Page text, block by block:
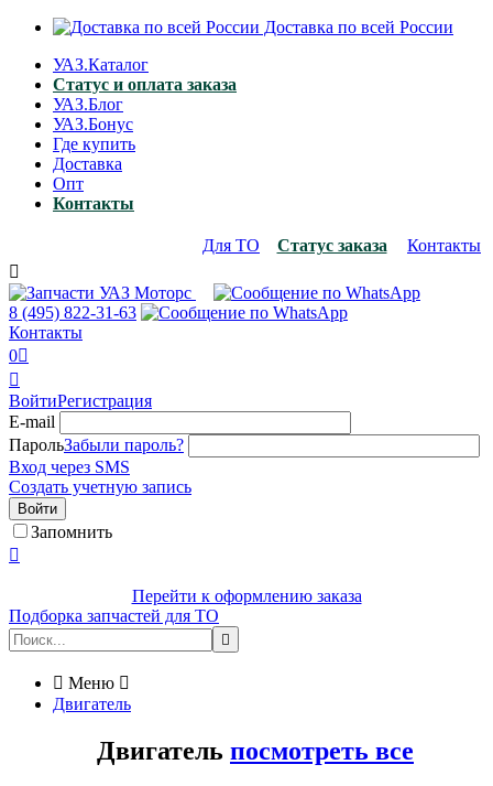
Доставка по всей России
УАЗ.Каталог
Статус и оплата заказа
УАЗ.Блог
УАЗ.Бонус
Где купить
Доставка
Опт
Контакты
Для ТО Статус заказа
Контакты

8 (495) 822-31-63
Контакты
0

ВойтиРегистрация
E-mail
ПарольЗабыли пароль?
Вход через SMS
Создать учетную запись
Войти
Запомнить

Перейти к оформлению заказа
Подборка запчастей для ТО

 Меню 
Двигатель
Двигатель посмотреть все